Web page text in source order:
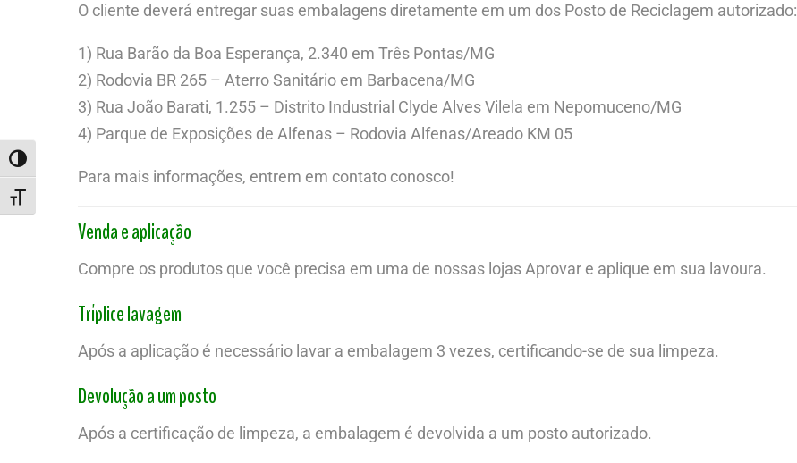
ALTERNAR ALTO CONTRASTE
ALTERNAR TAMANHO DA FONTE
O cliente deverá entregar suas embalagens diretamente em um dos Posto de Reciclagem autorizado:
1) Rua Barão da Boa Esperança, 2.340 em Três Pontas/MG
2) Rodovia BR 265 – Aterro Sanitário em Barbacena/MG
3) Rua João Barati, 1.255 – Distrito Industrial Clyde Alves Vilela em Nepomuceno/MG
4) Parque de Exposições de Alfenas – Rodovia Alfenas/Areado KM 05
Para mais informações, entrem em contato conosco!
Venda e aplicação
Compre os produtos que você precisa em uma de nossas lojas Aprovar e aplique em sua lavoura.
Tríplice lavagem
Após a aplicação é necessário lavar a embalagem 3 vezes, certificando-se de sua limpeza.
Devolução a um posto
Após a certificação de limpeza, a embalagem é devolvida a um posto autorizado.